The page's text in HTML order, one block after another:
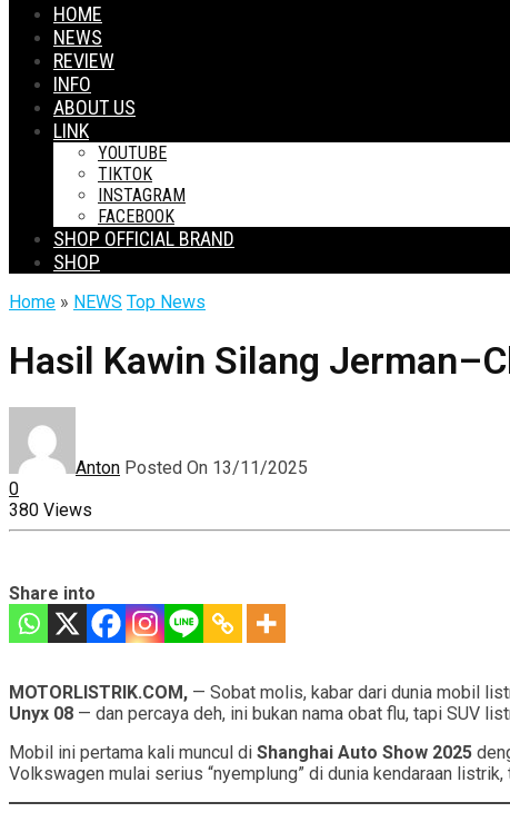
HOME
NEWS
REVIEW
INFO
ABOUT US
LINK
YOUTUBE
TIKTOK
INSTAGRAM
FACEBOOK
SHOP OFFICIAL BRAND
SHOP
Home » NEWS Top News
Hasil Kawin Silang
Anton Posted On 13/11/2025
0
380 Views
Share into
MOTORLISTRIK.COM, — Sobat molis, kabar dari dunia mobil
Unyx 08 — dan percaya deh, ini bukan nama obat flu, tapi SUV
Mobil ini pertama kali muncul di Shanghai Auto Show 2025
Volkswagen mulai serius “nyemplung” di dunia kendaraan listrik,